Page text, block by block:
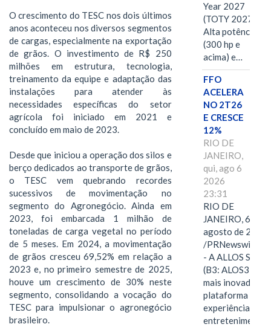
O crescimento do TESC nos dois últimos
anos aconteceu nos diversos segmentos
de cargas, especialmente na exportação
de grãos. O investimento de R$ 250
milhões em estrutura, tecnologia,
treinamento da equipe e adaptação das
instalações para atender às
necessidades específicas do setor
agrícola foi iniciado em 2021 e
concluído em maio de 2023.
Desde que iniciou a operação dos silos e
berço dedicados ao transporte de grãos,
o TESC vem quebrando recordes
sucessivos de movimentação no
segmento do Agronegócio. Ainda em
2023, foi embarcada 1 milhão de
toneladas de carga vegetal no período
de 5 meses. Em 2024, a movimentação
de grãos cresceu 69,52% em relação a
2023 e, no primeiro semestre de 2025,
houve um crescimento de 30% neste
segmento, consolidando a vocação do
TESC para impulsionar o agronegócio
brasileiro.
Year 2027
(TOTY 2027:
Alta potência
(300 hp e
acima) e…
FFO
ACELERA
NO 2T26
E CRESCE
12%
RIO DE
JANEIRO,
qui, ago 6
2026
23:31
RIO DE
JANEIRO, 6 de
agosto de 2026
/PRNewswire/ -
- A ALLOS S.A.
(B3: ALOS3), a
mais inovadora
plataforma de
experiências,
entretenimento,